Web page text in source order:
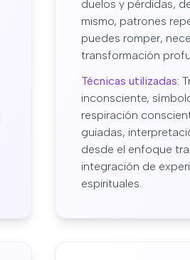
duelos y pérdidas,
mismo, patrones
puedes romper,
transformación
Técnicas utilizadas:
inconsciente,
respiración
guiadas,
desde el enfoque
integración de
espirituales.